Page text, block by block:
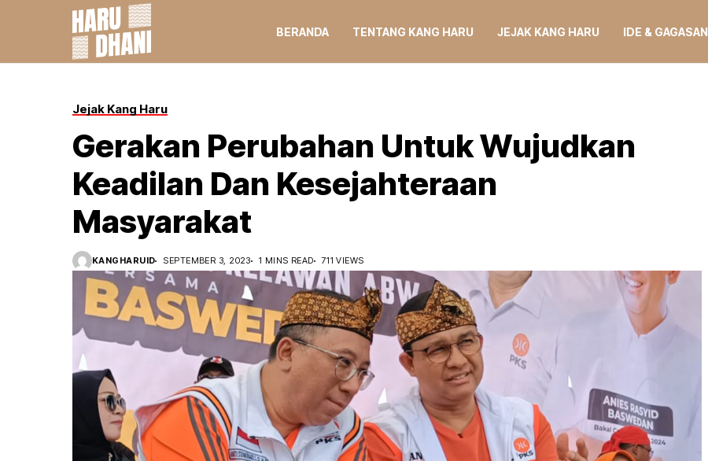
BERANDA TENTANG KANG HARU JEJAK KANG HARU IDE & GAGASAN
Jejak Kang Haru
Gerakan Perubahan Untuk Wujudkan
Keadilan Dan Kesejahteraan
Masyarakat
KANGHARUID SEPTEMBER 3, 2023 1 MINS READ 711 VIEWS